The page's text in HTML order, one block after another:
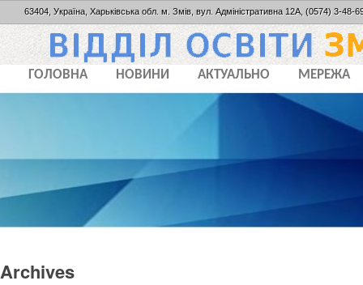
63404, Україна, Харьківська обл. м. Змів, вул. Адміністративна 12А, (0574) 3-48-
ГОЛОВНА НОВИНИ АКТУАЛЬНО МЕРЕЖА
Archives